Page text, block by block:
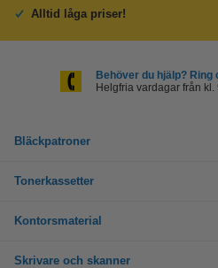
Alltid låga priser!
Behöver du hjälp? Ring
Helgfria vardagar från kl.
Bläckpatroner
Tonerkassetter
Kontorsmaterial
Skrivare och skanner